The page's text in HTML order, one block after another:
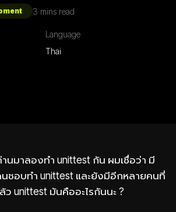
3 mins read
Language
Thai
นมาลองทำ unittest กัน ผมเชื่อว่า มี
ชอบทำ unittest และยังมีอีกหลายคนที่
ว unittest มันคืออะไรกันนะ ?